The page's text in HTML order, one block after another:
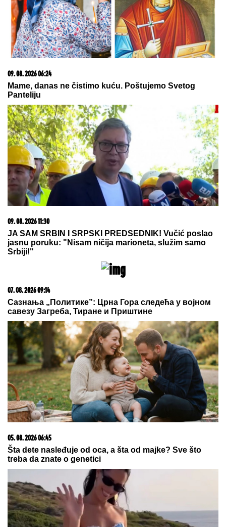
(FOTO) "MAJA SVE PLAĆA"Asmin priznao šta se
dešava nakon rijalitija, ne odvaja se od
Marinkovićeve: Priznali kakav im je odnos nakon
skandala
tvrdi da je on napisao pesmu
"Beograd", Ceca posle 30 godina
otkrila istinu: "Nudila sam je Marini"
Dnevni horoskop za nedelju, 9.
avgust: Jarac gura ISTINU POD
TEPIH, a NJIH čeka poslovna prilika
kakva stiže jednom u životu